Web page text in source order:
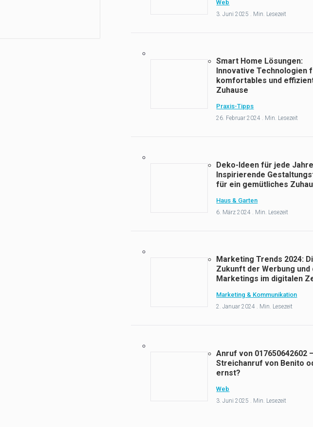
Web
3. Juni 2025 . Min. Lesezeit
Smart Home Lösungen:
Innovative Technologien
komfortables und
Zuhause
Praxis-Tipps
26. Februar 2024 . Min. Lesezeit
Deko-Ideen für jede
Inspirierende
für ein gemütliches
Haus & Garten
6. März 2024 . Min. Lesezeit
Marketing Trends 2024:
Zukunft der Werbung und
Marketings im digitalen
Marketing & Kommunikation
2. Januar 2024 . Min. Lesezeit
Anruf von 017650642602
Streichanruf von Benito
ernst?
Web
3. Juni 2025 . Min. Lesezeit